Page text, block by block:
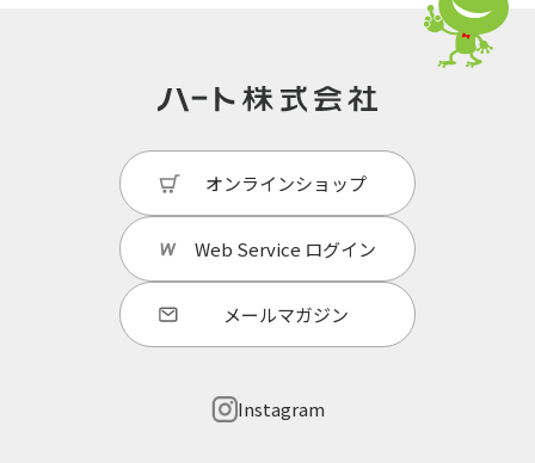
オンラインショップ
Web Service ログイン
メールマガジン
Instagram